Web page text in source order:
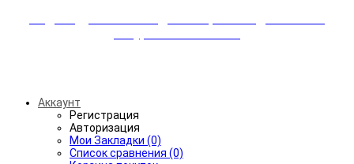
Аккаунт
Регистрация
Авторизация
Мои Закладки (0)
Список сравнения (0)